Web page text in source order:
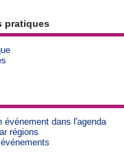
pratiques
événement dans l'agenda
régions